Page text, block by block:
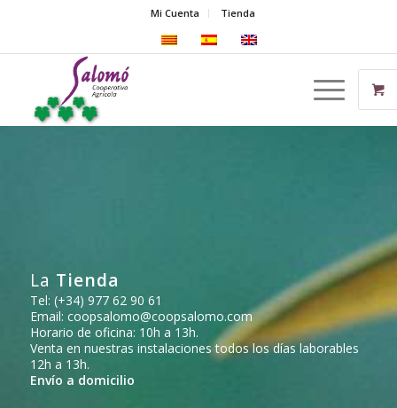
Mi Cuenta Tienda
La Tienda
Tel: (+34) 977 62 90 61
Email: coopsalomo@coopsalomo.com
Horario de oficina: 10h a 13h.
Venta en nuestras instalaciones todos los días laborables
12h a 13h.
Envío a domicilio